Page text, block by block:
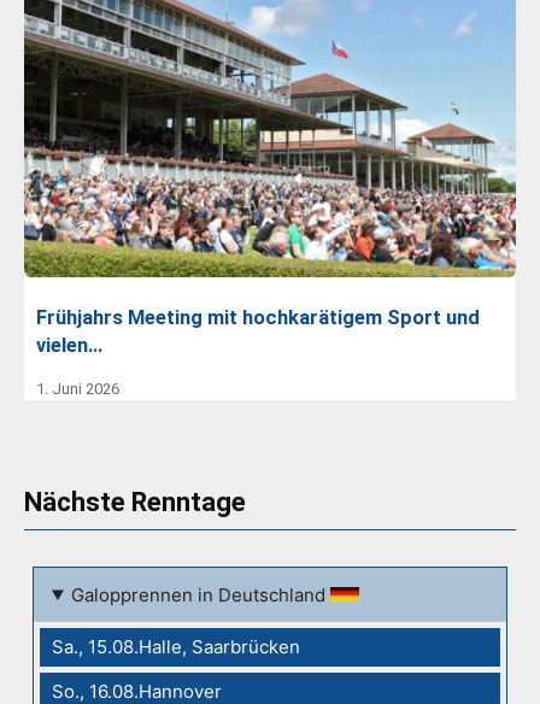
Frühjahrs Meeting mit hochkarätigem Sport und
vielen…
1. Juni 2026
Nächste Renntage
Galopprennen in Deutschland
Sa., 15.08.Halle, Saarbrücken
So., 16.08.Hannover